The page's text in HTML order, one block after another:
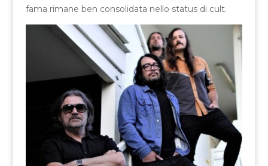
fama rimane ben consolidata nello status di cult.